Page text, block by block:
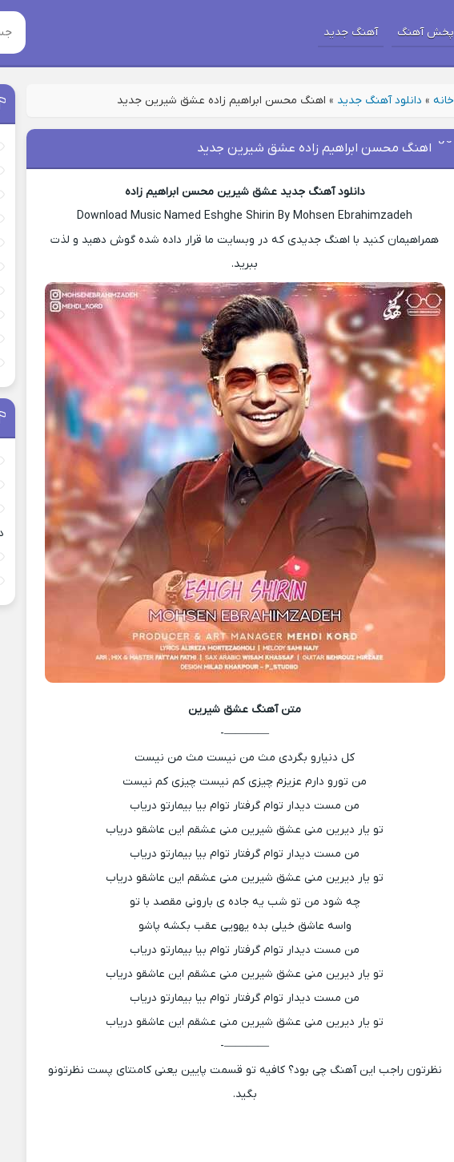
پخش آهنگ آهنگ جدید
خانه » دانلود آهنگ جدید » اهنگ محسن ابراهیم زاده عشق شیرین جدید
اهنگ محسن ابراهیم زاده عشق شیرین جدید
دانلود آهنگ جدید عشق شیرین محسن ابراهیم زاده
Download Music Named Eshghe Shirin By Mohsen Ebrahimzadeh
همراهیمان کنید با اهنگ جدیدی که در وبسایت ما قرار داده شده گوش دهید و لذت
ببرید.
متن آهنگ عشق شیرین
————-
کل دنیارو بگردی مث من نیست مث من نیست
من تورو دارم عزیزم چیزی کم نیست چیزی کم نیست
من مست دیدار توام گرفتار توام بیا بیمارتو دریاب
تو یار دیرین منی عشق شیرین منی عشقم این عاشقو دریاب
من مست دیدار توام گرفتار توام بیا بیمارتو دریاب
تو یار دیرین منی عشق شیرین منی عشقم این عاشقو دریاب
چه شود من تو شب یه جاده ی بارونی مقصد با تو
واسه عاشق خیلی بده یهویی عقب بکشه پاشو
من مست دیدار توام گرفتار توام بیا بیمارتو دریاب
تو یار دیرین منی عشق شیرین منی عشقم این عاشقو دریاب
من مست دیدار توام گرفتار توام بیا بیمارتو دریاب
تو یار دیرین منی عشق شیرین منی عشقم این عاشقو دریاب
————-
نظرتون راجب این آهنگ چی بود؟ کافیه تو قسمت پایین یعنی کامنتای پست نظرتونو
بگید.